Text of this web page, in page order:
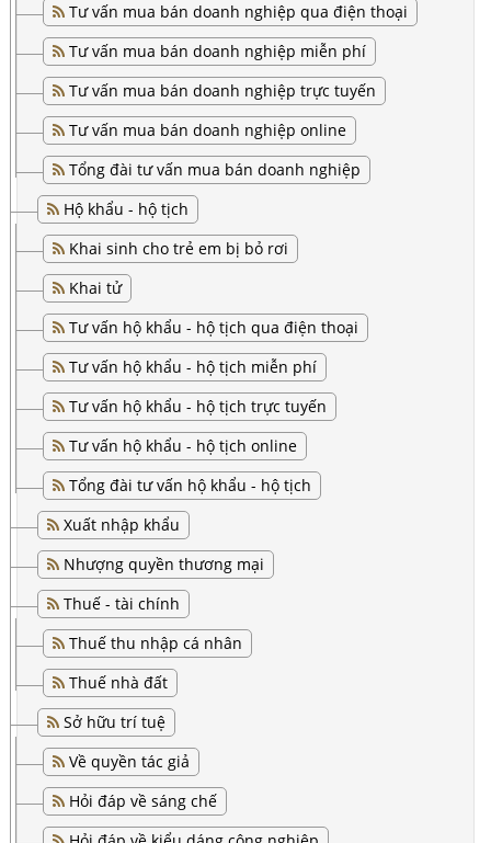
Tư vấn mua bán doanh nghiệp qua điện thoại
Tư vấn mua bán doanh nghiệp miễn phí
Tư vấn mua bán doanh nghiệp trực tuyến
Tư vấn mua bán doanh nghiệp online
Tổng đài tư vấn mua bán doanh nghiệp
Hộ khẩu - hộ tịch
Khai sinh cho trẻ em bị bỏ rơi
Khai tử
Tư vấn hộ khẩu - hộ tịch qua điện thoại
Tư vấn hộ khẩu - hộ tịch miễn phí
Tư vấn hộ khẩu - hộ tịch trực tuyến
Tư vấn hộ khẩu - hộ tịch online
Tổng đài tư vấn hộ khẩu - hộ tịch
Xuất nhập khẩu
Nhượng quyền thương mại
Thuế - tài chính
Thuế thu nhập cá nhân
Thuế nhà đất
Sở hữu trí tuệ
Về quyền tác giả
Hỏi đáp về sáng chế